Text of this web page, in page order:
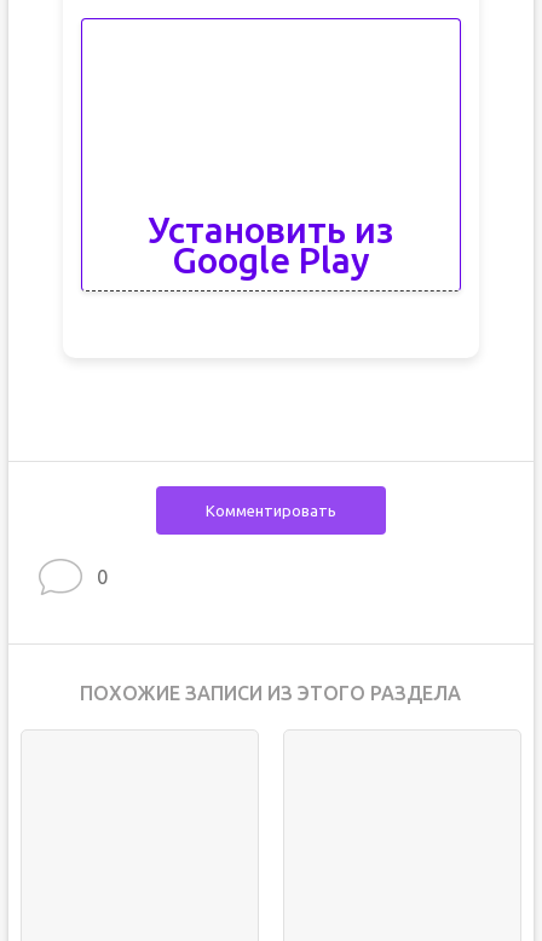
Установить из
Google Play
Комментировать
0
ПОХОЖИЕ ЗАПИСИ ИЗ ЭТОГО РАЗДЕЛА